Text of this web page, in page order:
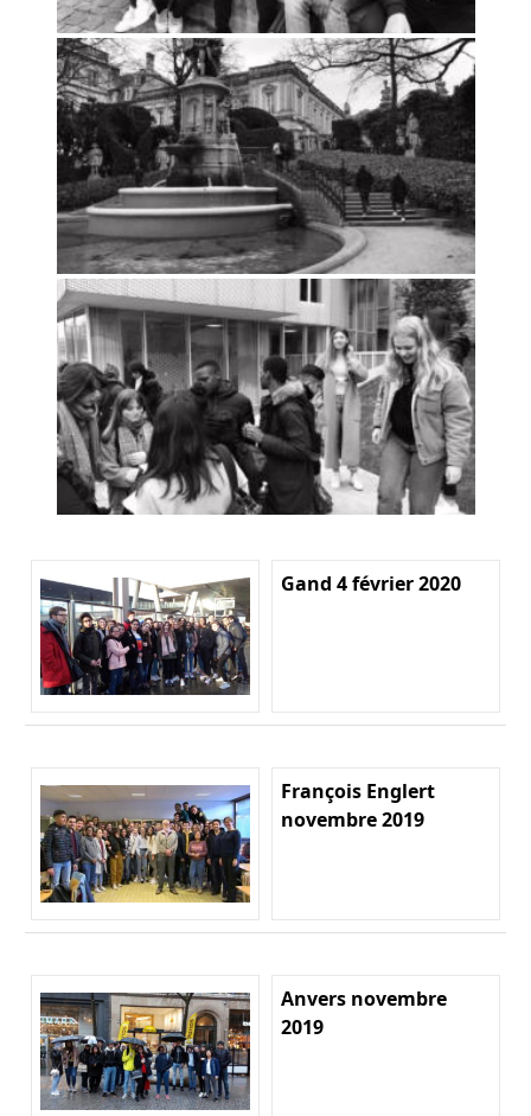
Gand 4 février 2020
François Englert
novembre 2019
Anvers novembre
2019